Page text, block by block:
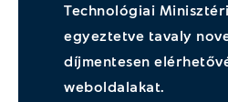
Technológiai
egyeztetve tavaly
díjmentesen
weboldalakat.